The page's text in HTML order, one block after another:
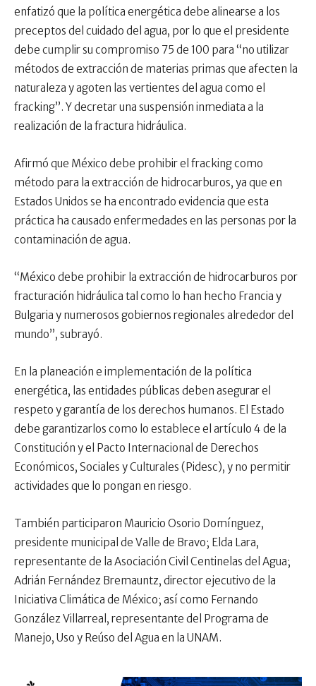
enfatizó que la política energética debe alinearse a los
preceptos del cuidado del agua, por lo que el presidente
debe cumplir su compromiso 75 de 100 para “no utilizar
métodos de extracción de materias primas que afecten la
naturaleza y agoten las vertientes del agua como el
fracking”. Y decretar una suspensión inmediata a la
realización de la fractura hidráulica.
Afirmó que México debe prohibir el fracking como
método para la extracción de hidrocarburos, ya que en
Estados Unidos se ha encontrado evidencia que esta
práctica ha causado enfermedades en las personas por la
contaminación de agua.
“México debe prohibir la extracción de hidrocarburos por
fracturación hidráulica tal como lo han hecho Francia y
Bulgaria y numerosos gobiernos regionales alrededor del
mundo”, subrayó.
En la planeación e implementación de la política
energética, las entidades públicas deben asegurar el
respeto y garantía de los derechos humanos. El Estado
debe garantizarlos como lo establece el artículo 4 de la
Constitución y el Pacto Internacional de Derechos
Económicos, Sociales y Culturales (Pidesc), y no permitir
actividades que lo pongan en riesgo.
También participaron Mauricio Osorio Domínguez,
presidente municipal de Valle de Bravo; Elda Lara,
representante de la Asociación Civil Centinelas del Agua;
Adrián Fernández Bremauntz, director ejecutivo de la
Iniciativa Climática de México; así como Fernando
González Villarreal, representante del Programa de
Manejo, Uso y Reúso del Agua en la UNAM.